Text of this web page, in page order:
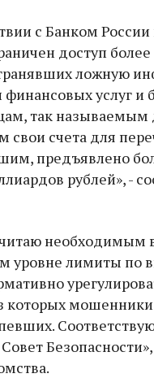
с Банком
доступ
ложную
услуг и
так
свои счета для
предъявлено
рублей», -
необходимым
уровне лимиты по
которых
Безопасности»,